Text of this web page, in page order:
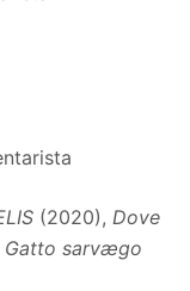
(2020), Dove
Gatto sarvægo